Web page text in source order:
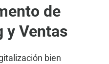
de
y Ventas
bien